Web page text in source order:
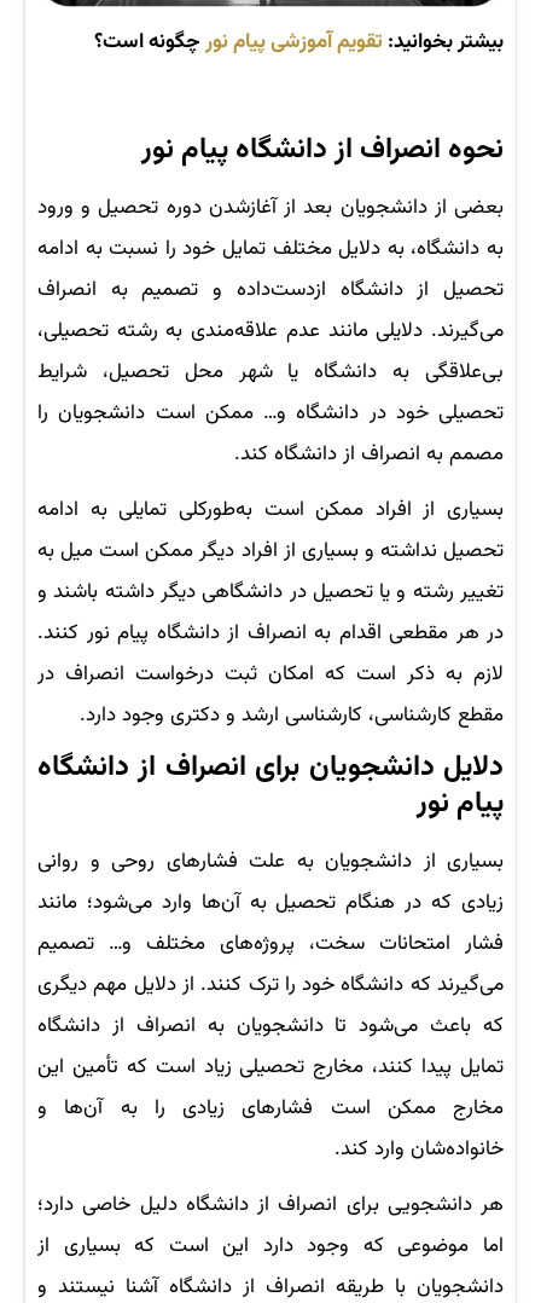
بیشتر بخوانید: تقویم آموزشی پیام نورچگونه است؟
نحوه انصراف از دانشگاه پیام نور
بعضی از دانشجویان بعد از آغازشدن دوره تحصیل و ورود
به دانشگاه، به دلایل مختلف تمایل خود را نسبت به ادامه
تحصیل از دانشگاه ازدست‌داده و تصمیم به انصراف
می‌گیرند. دلایلی مانند عدم علاقه‌مندی به رشته تحصیلی،
بی‌علاقگی به دانشگاه یا شهر محل تحصیل، شرایط
تحصیلی خود در دانشگاه و… ممکن است دانشجویان را
مصمم به انصراف از دانشگاه کند.
بسیاری از افراد ممکن است به‌طورکلی تمایلی به ادامه
تحصیل نداشته و بسیاری از افراد دیگر ممکن است میل به
تغییر رشته و یا تحصیل در دانشگاهی دیگر داشته باشند و
در هر مقطعی اقدام به انصراف از دانشگاه پیام نور کنند.
لازم به ذکر است که امکان ثبت درخواست انصراف در
مقطع کارشناسی، کارشناسی ارشد و دکتری وجود دارد.
دلایل دانشجویان برای انصراف از دانشگاه
پیام نور
بسیاری از دانشجویان به علت فشارهای روحی و روانی
زیادی که در هنگام تحصیل به آن‌ها وارد می‌شود؛ مانند
فشار امتحانات سخت، پروژه‌های مختلف و… تصمیم
می‌گیرند که دانشگاه خود را ترک کنند. از دلایل مهم دیگری
که باعث می‌شود تا دانشجویان به انصراف از دانشگاه
تمایل پیدا کنند، مخارج تحصیلی زیاد است که تأمین این
مخارج ممکن است فشارهای زیادی را به آن‌ها و
خانواده‌شان وارد کند.
هر دانشجویی برای انصراف از دانشگاه دلیل خاصی دارد؛
اما موضوعی که وجود دارد این است که بسیاری از
دانشجویان با طریقه انصراف از دانشگاه آشنا نیستند و